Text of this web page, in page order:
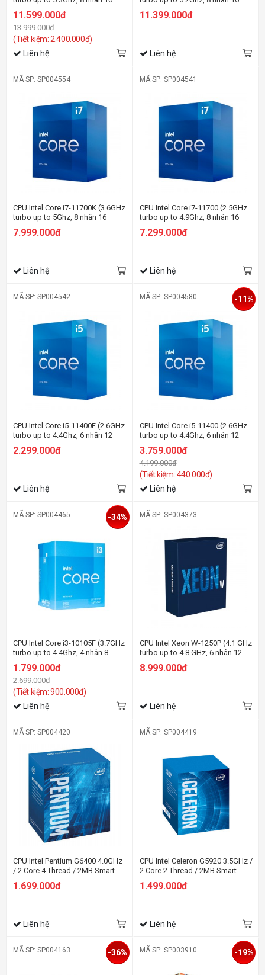
11.599.000đ
13.999.000đ
(Tiết kiệm: 2.400.000đ)
Liên hệ
11.399.000đ
Liên hệ
MÃ SP: SP004554
CPU Intel Core i7-11700K (3.6GHz
turbo up to 5Ghz, 8 nhân 16
luồng, 16MB Cache, 125W)
7.999.000đ
Liên hệ
MÃ SP: SP004541
CPU Intel Core i7-11700 (2.5GHz
turbo up to 4.9Ghz, 8 nhân 16
luồng, 16MB Cache, 65W)
7.299.000đ
Liên hệ
MÃ SP: SP004542
CPU Intel Core i5-11400F (2.6GHz
turbo up to 4.4Ghz, 6 nhân 12
2.299.000đ
Liên hệ
MÃ SP: SP004580
CPU Intel Core i5-11400 (2.6GHz
turbo up to 4.4Ghz, 6 nhân 12
3.759.000đ
4.199.000đ
(Tiết kiệm: 440.000đ)
-11%
Liên hệ
MÃ SP: SP004465
CPU Intel Core i3-10105F (3.7GHz
turbo up to 4.4Ghz, 4 nhân 8
luồng, 6MB Cache, 65W) - Socket
Intel LGA 1200
1.799.000đ
2.699.000đ
(Tiết kiệm: 900.000đ)
-34%
Liên hệ
MÃ SP: SP004373
CPU Intel Xeon W-1250P (4.1 GHz
turbo up to 4.8 GHz, 6 nhân 12
luồng, 12MB Cache, 125W) -
Socket Intel LGA 1200
8.999.000đ
Liên hệ
MÃ SP: SP004420
CPU Intel Pentium G6400 4.0GHz
/ 2 Core 4 Thread / 2MB Smart
610/Socket 1200
1.699.000đ
Liên hệ
MÃ SP: SP004419
CPU Intel Celeron G5920 3.5GHz /
2 Core 2 Thread / 2MB Smart
610/Socket 1200
1.499.000đ
Liên hệ
MÃ SP: SP004163 -36% MÃ SP: SP003910 -19%